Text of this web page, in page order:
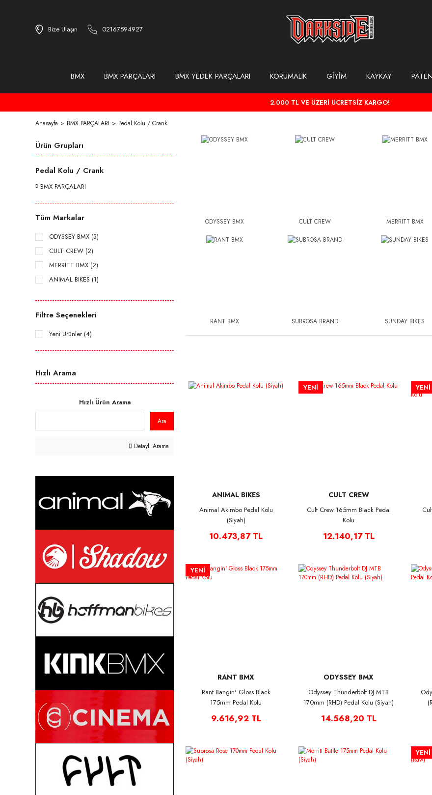
Bize Ulaşın 02167594927
BMX BMX PARÇALARI BMX YEDEK PARÇALARI KORUMALIK GİYİM KAYKAY PATEN
2.000 TL VE ÜZERİ ÜCRETSİZ KARGO!
Anasayfa BMX PARÇALARI Pedal Kolu / Crank
Ürün Grupları
Pedal Kolu / Crank
BMX PARÇALARI
Tüm Markalar
ODYSSEY BMX (3)
CULT CREW (2)
MERRITT BMX (2)
ANIMAL BIKES (1)
SUBROSA BRAND (1)
SUNDAY BIKES (1)
THE SHADOW CONSPIRACY (1)
Filtre Seçenekleri
Yeni Ürünler (4)
Hızlı Arama
Hızlı Ürün Arama
Ara
Detaylı Arama
ODYSSEY BMX CULT CREW MERRITT BMX
RANT BMX SUBROSA BRAND SUNDAY BIKES
ANIMAL BIKES
Animal Akimbo Pedal Kolu
(Siyah)
10.473,87 TL
YENİ
CULT CREW
Cult Crew 165mm Black Pedal
Kolu
12.140,17 TL
YENİ
YENİ
RANT BMX
Rant Bangin' Gloss Black
175mm Pedal Kolu
9.616,92 TL
ODYSSEY BMX
Odyssey Thunderbolt DJ MTB
170mm (RHD) Pedal Kolu (Siyah)
14.568,20 TL
YENİ